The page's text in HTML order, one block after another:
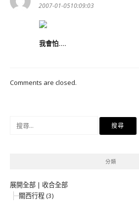
示:
2007-01-0510:09:03
我會怕….
Comments are closed.
分類
展開全部 | 收合全部
關西行程 (3)